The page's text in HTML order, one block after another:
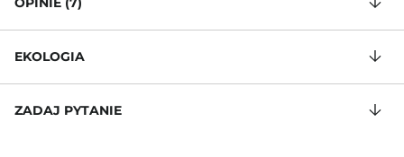
EKOLOGIA
ZADAJ PYTANIE